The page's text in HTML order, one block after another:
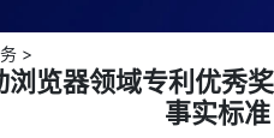
>
览器领域专利优秀
事实标准